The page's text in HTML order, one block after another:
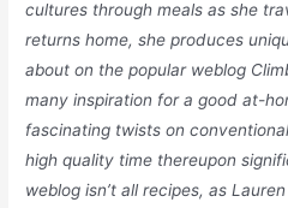
cultures through meals as she
returns home, she produces
about on the popular weblog
many inspiration for a good at-
fascinating twists on
high quality time thereupon
weblog isn’t all recipes, as